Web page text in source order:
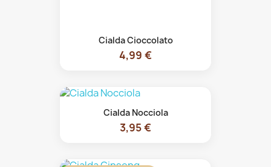
Cialda Cioccolato
4,99 €
Cialda Nocciola
3,95 €